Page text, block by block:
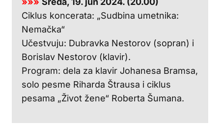
Ciklus koncerata: „Sudbina umetnika:
Nemačka“
Učestvuju: Dubravka Nestorov (sopran) i
Borislav Nestorov (klavir).
Program: dela za klavir Johanesa Bramsa,
solo pesme Riharda Štrausa i ciklus
pesama „Život žene“ Roberta Šumana.